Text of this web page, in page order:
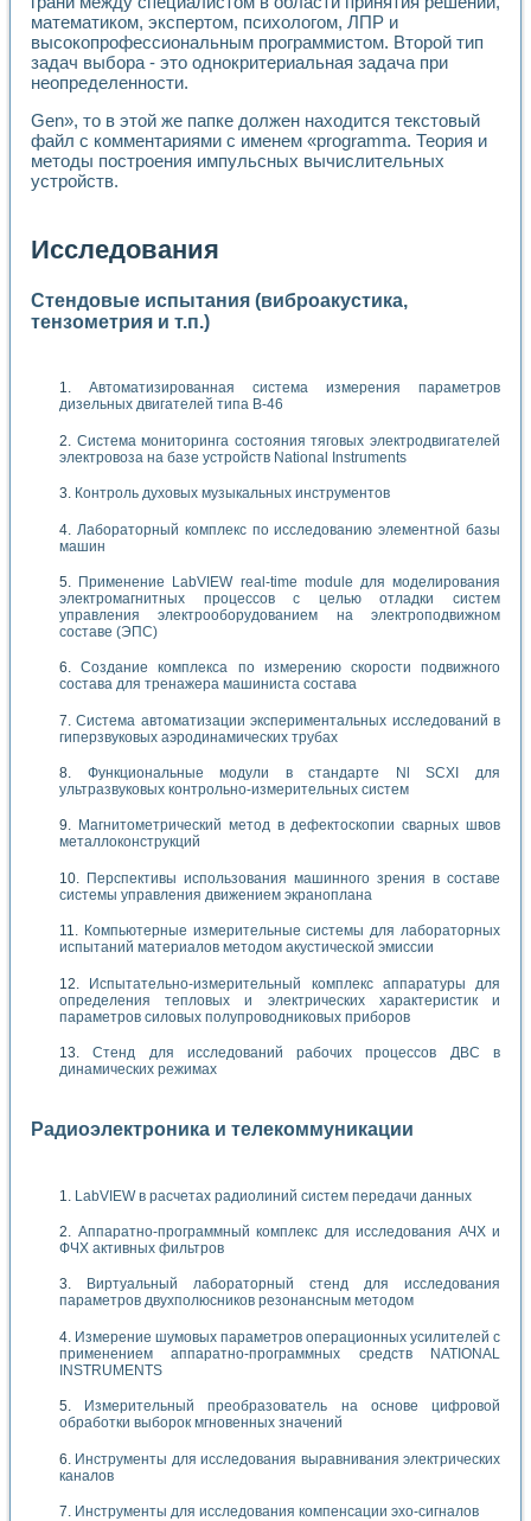
математиком, экспертом, психологом, ЛПР и
высокопрофессиональным программистом. Второй тип
задач выбора - это однокритериальная задача при
неопределенности.
Gen», то в этой же папке должен находится текстовый
файл с комментариями с именем «programma. Теория и
методы построения импульсных вычислительных
устройств.
Исследования
Стендовые испытания (виброакустика,
тензометрия и т.п.)
Автоматизированная система измерения параметров
дизельных двигателей типа В-46
Система мониторинга состояния тяговых электродвигателей
электровоза на базе устройств National Instruments
Контроль духовых музыкальных инструментов
Лабораторный комплекс по исследованию элементной базы
машин
Применение LabVIEW real-time module для моделирования
электромагнитных процессов с целью отладки систем
управления электрооборудованием на электроподвижном
составе (ЭПС)
Создание комплекса по измерению скорости подвижного
состава для тренажера машиниста состава
Система автоматизации экспериментальных исследований в
гиперзвуковых аэродинамических трубах
Функциональные модули в стандарте Nl SCXI для
ультразвуковых контрольно-измерительных систем
Магнитометрический метод в дефектоскопии сварных швов
металлоконструкций
Перспективы использования машинного зрения в составе
системы управления движением экраноплана
Компьютерные измерительные системы для лабораторных
испытаний материалов методом акустической эмиссии
Испытательно-измерительный комплекс аппаратуры для
определения тепловых и электрических характеристик и
параметров силовых полупроводниковых приборов
Стенд для исследований рабочих процессов ДВС в
динамических режимах
Радиоэлектроника и телекоммуникации
LabVIEW в расчетах радиолиний систем передачи данных
Аппаратно-программный комплекс для исследования АЧХ и
ФЧХ активных фильтров
Виртуальный лабораторный стенд для исследования
параметров двухполюсников резонансным методом
Измерение шумовых параметров операционных усилителей с
применением аппаратно-программных средств NATIONAL
INSTRUMENTS
Измерительный преобразователь на основе цифровой
обработки выборок мгновенных значений
Инструменты для исследования выравнивания электрических
каналов
Инструменты для исследования компенсации эхо-сигналов